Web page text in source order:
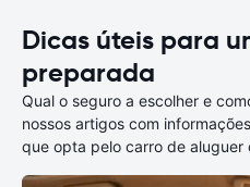
Dicas úteis para
preparada
Qual o seguro a escolher e
nossos artigos com
que opta pelo carro de aluguer